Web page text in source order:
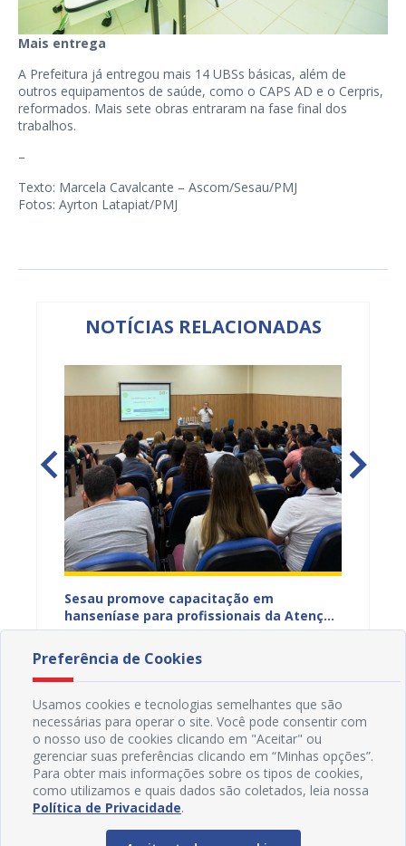
Mais entrega
A Prefeitura já entregou mais 14 UBSs básicas, além de
outros equipamentos de saúde, como o CAPS AD e o Cerpris,
reformados. Mais sete obras entraram na fase final dos
trabalhos.
–
Texto: Marcela Cavalcante – Ascom/Sesau/PMJ
Fotos: Ayrton Latapiat/PMJ
NOTÍCIAS RELACIONADAS
Sesau promove capacitação em
hanseníase para profissionais da Atenção
Primária de Juazeiro
Preferência de Cookies
Usamos cookies e tecnologias semelhantes que são
necessárias para operar o site. Você pode consentir com
o nosso uso de cookies clicando em "Aceitar" ou
gerenciar suas preferências clicando em “Minhas opções”.
Para obter mais informações sobre os tipos de cookies,
como utilizamos e quais dados são coletados, leia nossa
Política de Privacidade.